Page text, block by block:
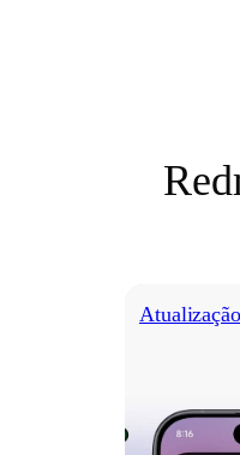
Atualização